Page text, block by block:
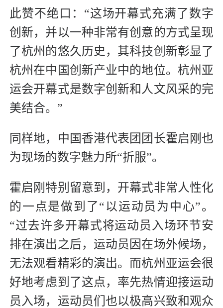
此赞不绝口：“这场开幕式充满了数字
创新，并以一种非常有创意的方式呈现
了杭州的悠久历史，其科技创新彰显了
杭州在中国创新产业中的地位。杭州亚
运会开幕式是数字创新和人文风采的完
美结合。”
同样地，中国香港代表团团长霍启刚也
为现场的数字魅力所“折服”。
霍启刚特别留意到，开幕式非常人性化
的一点是做到了“以运动员为中心”。
“过去许多开幕式将运动员入场环节安
排在演出之后，运动员因在场外候场，
无法观看精彩的演出。而杭州亚运会很
好地考虑到了这点，率先热情迎接运动
员入场，运动员们也以极高兴致和观众